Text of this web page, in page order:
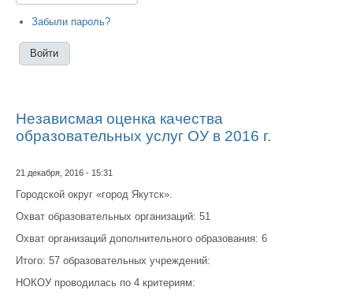
Забыли пароль?
Независмая оценка качества
образовательных услуг ОУ в 2016 г.
21 декабря, 2016 - 15:31
Городской округ «город Якутск».
Охват образовательных организаций: 51
Охват организаций дополнительного образования: 6
Итого: 57 образовательных учреждений:
НОКОУ проводилась по 4 критериям: